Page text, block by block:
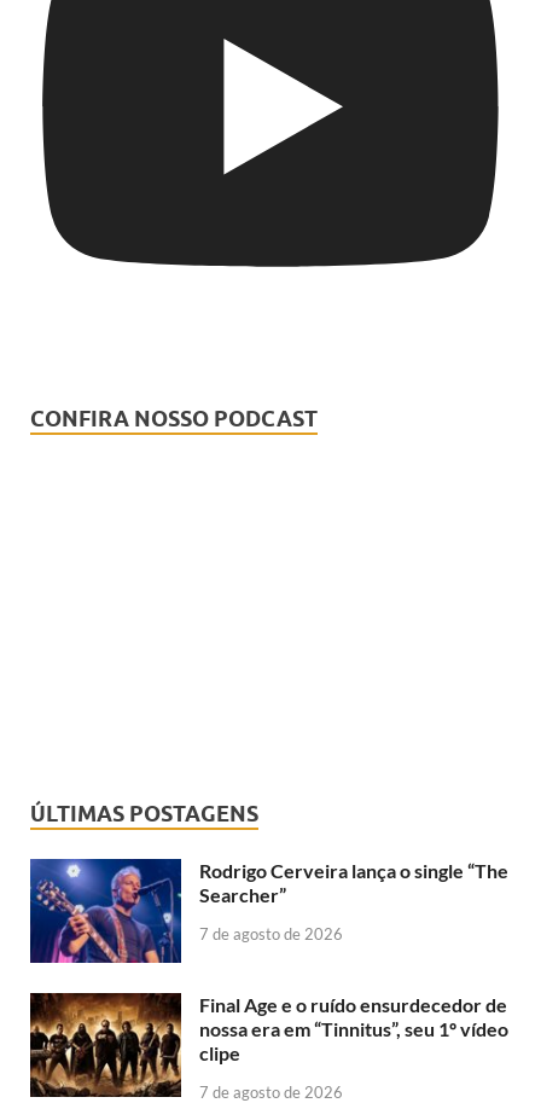
CONFIRA NOSSO PODCAST
ÚLTIMAS POSTAGENS
Rodrigo Cerveira lança o single “The
Searcher”
7 de agosto de 2026
Final Age e o ruído ensurdecedor de
nossa era em “Tinnitus”, seu 1º vídeo
clipe
7 de agosto de 2026